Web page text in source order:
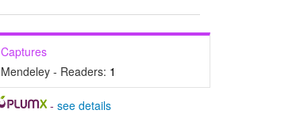
Captures
Mendeley - Readers: 1
-see details